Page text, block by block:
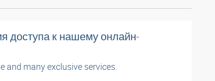
доступа к нашему онлайн-
and many exclusive services.